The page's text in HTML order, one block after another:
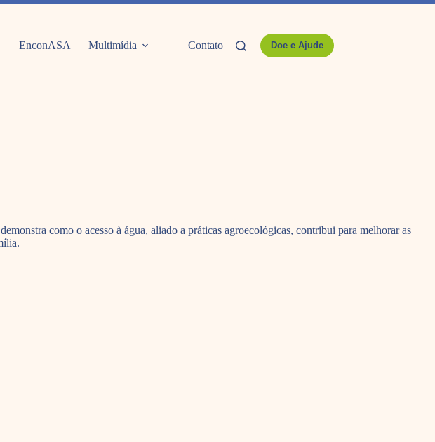
EnconASA Multimídia Contato Doe e Ajude
como o acesso à água, aliado a práticas agroecológicas, contribui para melhorar as